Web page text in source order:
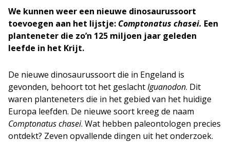
We kunnen weer een nieuwe dinosaurussoort
toevoegen aan het lijstje: Comptonatus chasei. Een
planteneter die zo’n 125 miljoen jaar geleden
leefde in het Krijt.
De nieuwe dinosaurussoort die in Engeland is
gevonden, behoort tot het geslachtIguanodon. Dit
waren planteneters die in het gebied van het huidige
Europa leefden. De nieuwe soort kreeg de naam
Comptonatus chasei. Wat hebben paleontologen precies
ontdekt? Zeven opvallende dingen uit het onderzoek.